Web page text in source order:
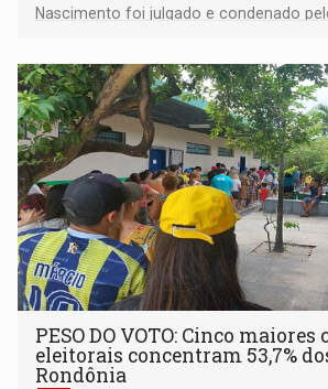
Nascimento foi julgado e condenado
PESO DO VOTO: Cinco maiores
eleitorais concentram 53,7%
Rondônia